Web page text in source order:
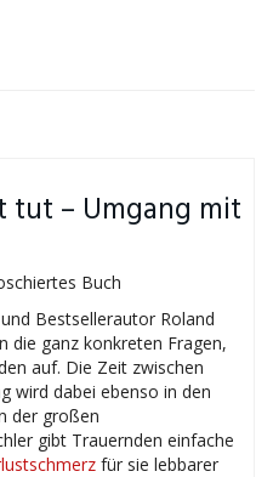
tut – Umgang mit
Buch
Bestsellerautor Roland
die ganz konkreten Fragen,
auf. Die Zeit zwischen
wird dabei ebenso in den
der großen
gibt Trauernden einfache
für sie lebbarer